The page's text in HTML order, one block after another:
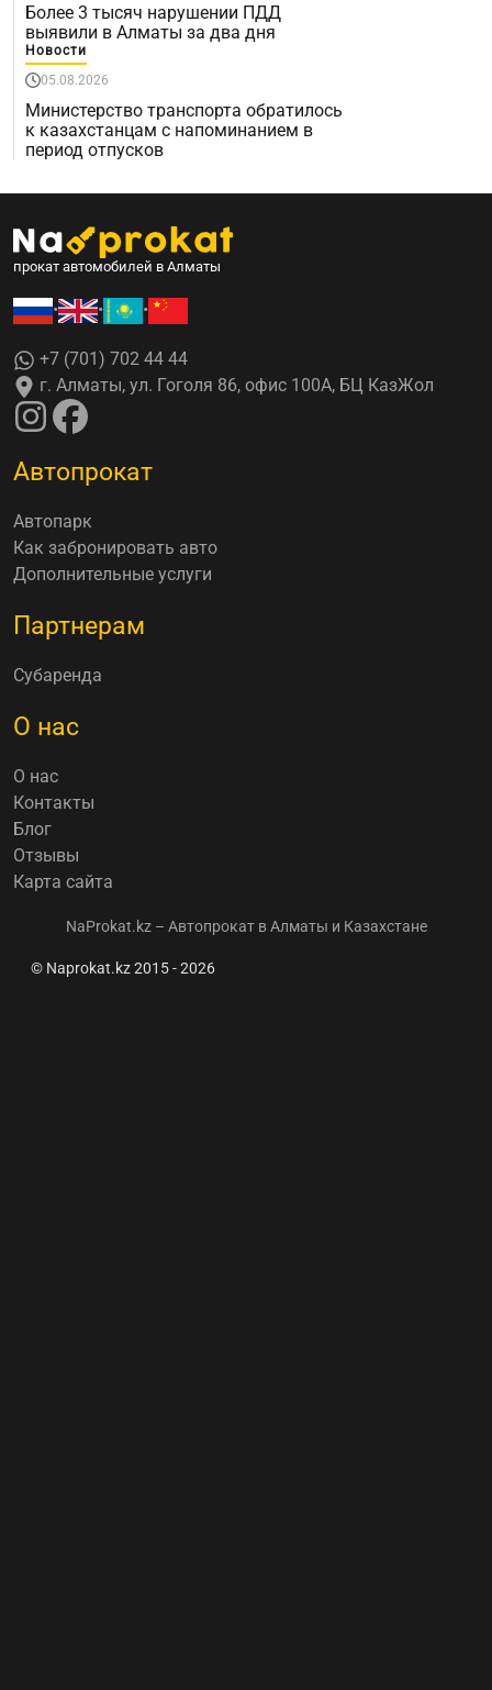
Более 3 тысяч нарушении ПДД
выявили в Алматы за два дня
Новости
05.08.2026
Министерство транспорта обратилось
к казахстанцам с напоминанием в
период отпусков
прокат автомобилей в Алматы
• • •
+7 (701) 702 44 44
г. Алматы, ул. Гоголя 86, офис 100А, БЦ КазЖол
Автопрокат
Автопарк
Как забронировать авто
Дополнительные услуги
Партнерам
Субаренда
О нас
О нас
Контакты
Блог
Отзывы
Карта сайта
NaProkat.kz – Автопрокат в Алматы и Казахстане
© Naprokat.kz 2015 - 2026